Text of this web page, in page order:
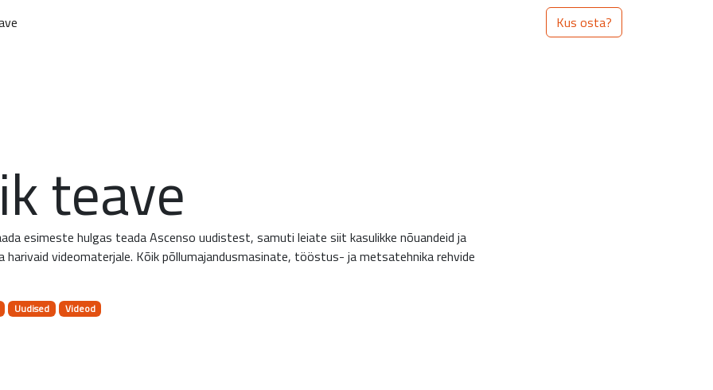
Kus osta?
teave
esimeste hulgas teada Ascenso uudistest, samuti leiate siit kasulikke nõuandeid ja
harivaid videomaterjale. Kõik põllumajandusmasinate, tööstus- ja metsatehnika rehvide
Uudised Videod